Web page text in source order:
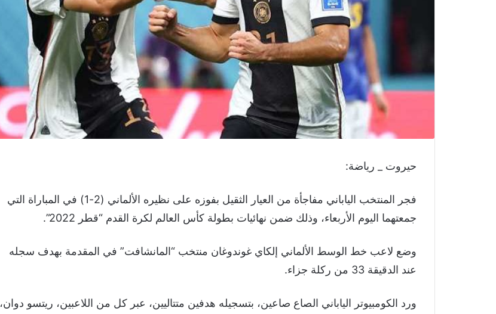
حيروت _ رياضة:
فجر المنتخب الياباني مفاجأة من العيار الثقيل بفوزه على نظيره الألماني (2-1) في المباراة التي
جمعتهما اليوم الأربعاء، وذلك ضمن نهائيات بطولة كأس العالم لكرة القدم “قطر 2022”.
وضع لاعب خط الوسط الألماني إلكاي غوندوغان منتخب “المانشافت” في المقدمة بهدف سجله
عند الدقيقة 33 من ركلة جزاء.
ورد الكومبيوتر الياباني الصاع صاعين، بتسجيله هدفين متتاليين، عبر كل من اللاعبين، ريتسو دوان،